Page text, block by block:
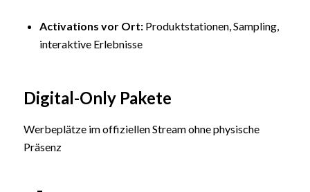
Activations vor Ort:Produktstationen, Sampling,
interaktive Erlebnisse
Digital-Only Pakete
Werbeplätze im offiziellen Stream ohne physische
Präsenz